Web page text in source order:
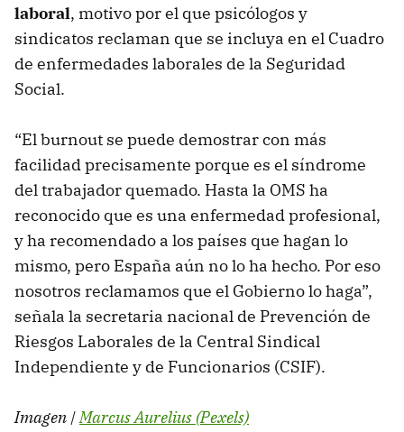
laboral, motivo por el que psicólogos y
sindicatos reclaman que se incluya en el Cuadro
de enfermedades laborales de la Seguridad
Social.
“El burnout se puede demostrar con más
facilidad precisamente porque es el síndrome
del trabajador quemado. Hasta la OMS ha
reconocido que es una enfermedad profesional,
y ha recomendado a los países que hagan lo
mismo, pero España aún no lo ha hecho. Por eso
nosotros reclamamos que el Gobierno lo haga”,
señala la secretaria nacional de Prevención de
Riesgos Laborales de la Central Sindical
Independiente y de Funcionarios (CSIF).
Imagen |Marcus Aurelius (Pexels)